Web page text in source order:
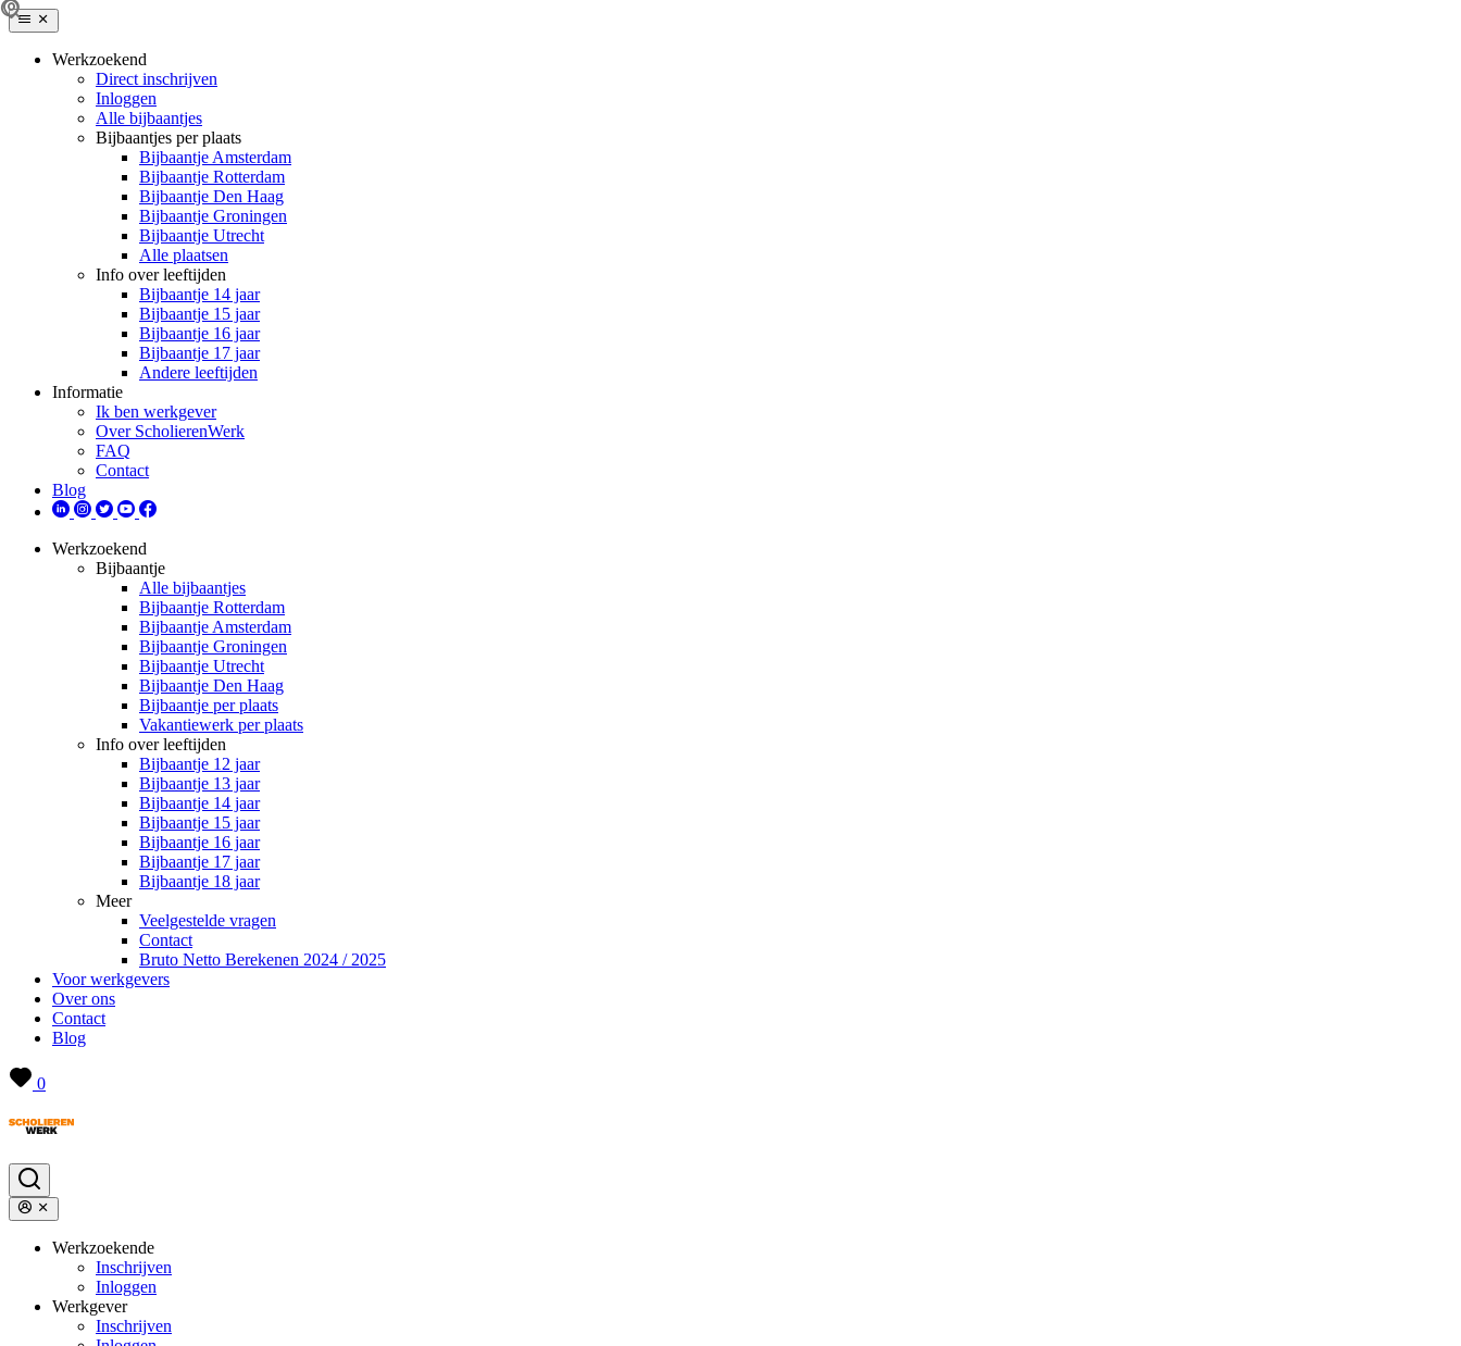
Werkzoekend
Direct inschrijven
Inloggen
Alle bijbaantjes
Bijbaantjes per plaats
Bijbaantje Amsterdam
Bijbaantje Rotterdam
Bijbaantje Den Haag
Bijbaantje Groningen
Bijbaantje Utrecht
Alle plaatsen
Info over leeftijden
Bijbaantje 14 jaar
Bijbaantje 15 jaar
Bijbaantje 16 jaar
Bijbaantje 17 jaar
Andere leeftijden
Informatie
Ik ben werkgever
Over ScholierenWerk
FAQ
Contact
Blog
Werkzoekend
Bijbaantje
Alle bijbaantjes
Bijbaantje Rotterdam
Bijbaantje Amsterdam
Bijbaantje Groningen
Bijbaantje Utrecht
Bijbaantje Den Haag
Bijbaantje per plaats
Vakantiewerk per plaats
Info over leeftijden
Bijbaantje 12 jaar
Bijbaantje 13 jaar
Bijbaantje 14 jaar
Bijbaantje 15 jaar
Bijbaantje 16 jaar
Bijbaantje 17 jaar
Bijbaantje 18 jaar
Meer
Veelgestelde vragen
Contact
Bruto Netto Berekenen 2024 / 2025
Voor werkgevers
Over ons
Contact
Blog
0
Werkzoekende
Inschrijven
Inloggen
Werkgever
Inschrijven